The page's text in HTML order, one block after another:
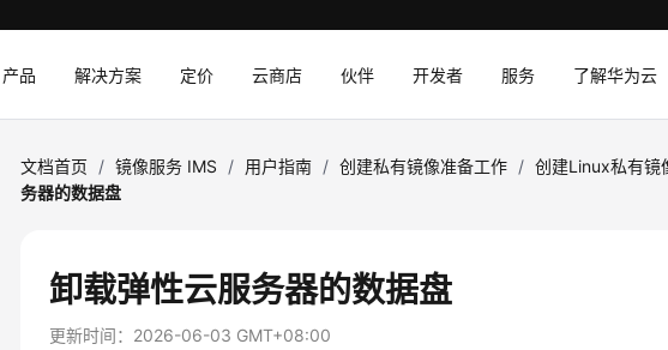
产品 解决方案 定价 云商店 伙伴 开发者 服务 了解华为云
文档首页 / 镜像服务 IMS / 用户指南 / 创建私有镜像准备工作 / 创建Linux私有镜
务器的数据盘
卸载弹性云服务器的数据盘
更新时间： 2026-06-03 GMT+08:00